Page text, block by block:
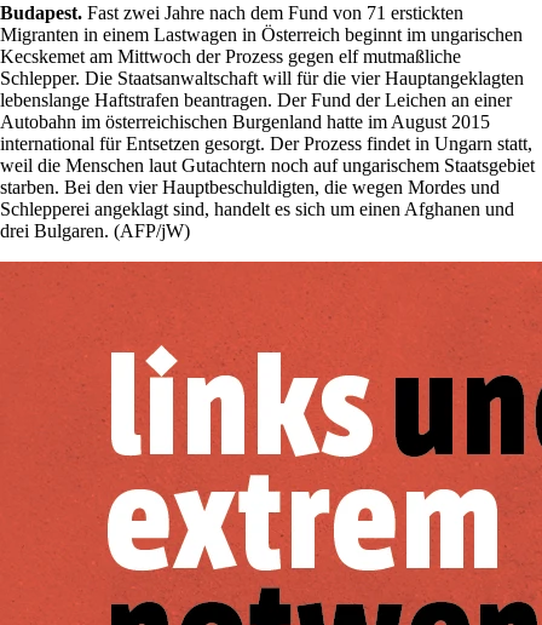
Budapest. Fast zwei Jahre nach dem Fund von 71 erstickten
Migranten in einem Lastwagen in Österreich beginnt im ungarischen
Kecskemet am Mittwoch der Prozess gegen elf mutmaßliche
Schlepper. Die Staatsanwaltschaft will für die vier Hauptangeklagten
lebenslange Haftstrafen beantragen. Der Fund der Leichen an einer
Autobahn im österreichischen Burgenland hatte im August 2015
international für Entsetzen gesorgt. Der Prozess findet in Ungarn statt,
weil die Menschen laut Gutachtern noch auf ungarischem Staatsgebiet
starben. Bei den vier Hauptbeschuldigten, die wegen Mordes und
Schlepperei angeklagt sind, handelt es sich um einen Afghanen und
drei Bulgaren. (AFP/jW)